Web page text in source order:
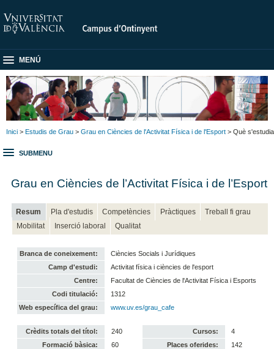
MENÚ
Inici > Estudis de Grau > Grau en Ciències de l'Activitat Física i de l'Esport > Què s'estudia
SUBMENU
Grau en Ciències de l’Activitat Física i de l’Esport
Resum Pla d'estudis Competències Pràctiques
Treball fi grau
Mobilitat
Inserció laboral Qualitat
Branca de coneixement:
Ciències Socials i Jurídiques
Camp d'estudi:
Activitat física i ciències de l'esport
Centre:
Facultat de Ciències de l'Activitat Física i Esports
Codi titulació:
1312
Web específica del grau:
www.uv.es/grau_cafe
Crèdits totals del títol:
240
Formació bàsica:
60
Cursos:
4
Places oferides:
142